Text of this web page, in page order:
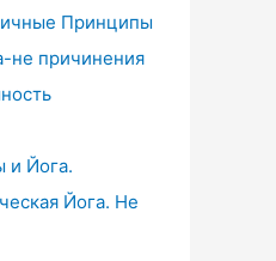
Принципы
не причинения
и Йога.
Йога. Не